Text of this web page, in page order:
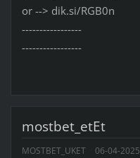
or --> dik.si/RGB0n
-----------------
-----------------
mostbet_etEt
MOSTBET_UKET 06-04-2025